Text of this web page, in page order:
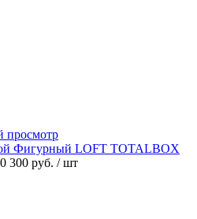
просмотр
Фигурный LOFT TOTALBOX
300 руб. / шт